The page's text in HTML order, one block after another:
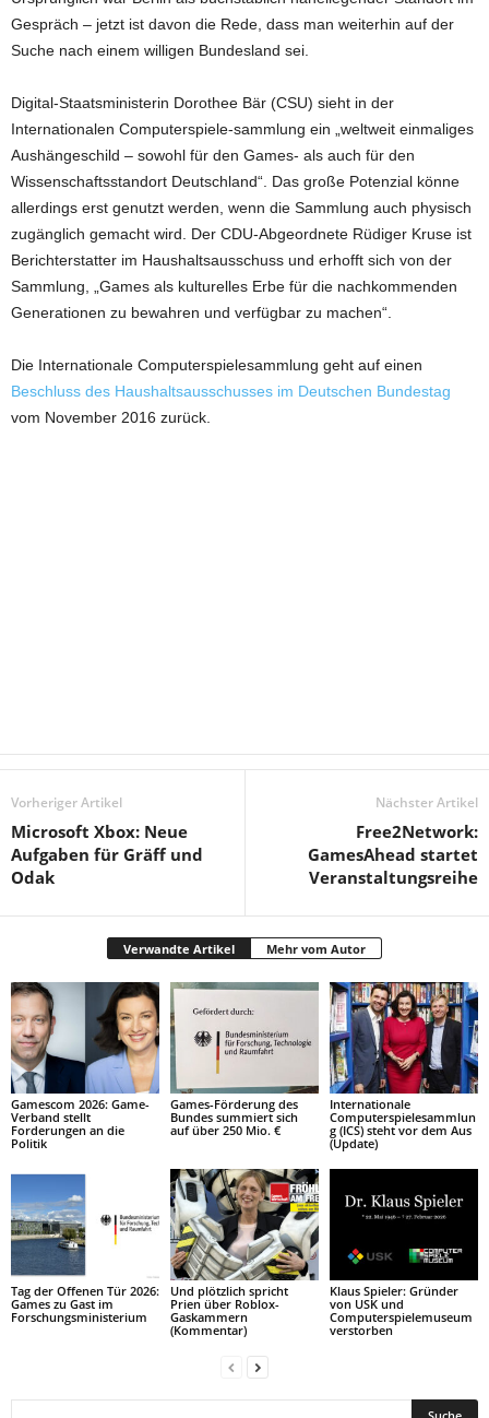
Gespräch – jetzt ist davon die Rede, dass man weiterhin auf der
Suche nach einem willigen Bundesland sei.
Digital-Staatsministerin Dorothee Bär (CSU) sieht in der
Internationalen Computerspiele-sammlung ein „weltweit einmaliges
Aushängeschild – sowohl für den Games- als auch für den
Wissenschaftsstandort Deutschland“. Das große Potenzial könne
allerdings erst genutzt werden, wenn die Sammlung auch physisch
zugänglich gemacht wird. Der CDU-Abgeordnete Rüdiger Kruse ist
Berichterstatter im Haushaltsausschuss und erhofft sich von der
Sammlung, „Games als kulturelles Erbe für die nachkommenden
Generationen zu bewahren und verfügbar zu machen“.
Die Internationale Computerspielesammlung geht auf einen
Beschluss des Haushaltsausschusses im Deutschen Bundestag
vom November 2016 zurück.
Vorheriger Artikel
Microsoft Xbox: Neue
Aufgaben für Gräff und
Odak
Nächster Artikel
Free2Network:
GamesAhead startet
Veranstaltungsreihe
Verwandte Artikel Mehr vom Autor
Gamescom 2026: Game-
Verband stellt
Forderungen an die
Politik
Games-Förderung des
Bundes summiert sich
auf über 250 Mio. €
Internationale
Computerspielesammlun
g (ICS) steht vor dem Aus
(Update)
Tag der Offenen Tür 2026:
Games zu Gast im
Forschungsministerium
Und plötzlich spricht
Prien über Roblox-
Gaskammern
(Kommentar)
Klaus Spieler: Gründer
von USK und
Computerspielemuseum
verstorben